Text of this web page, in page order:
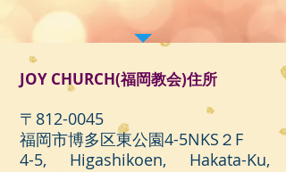
JOY CHURCH(福岡教会)住所
〒812-0045
福岡市博多区東公園4-5NKS２F
4-5, Higashikoen, Hakata-Ku,